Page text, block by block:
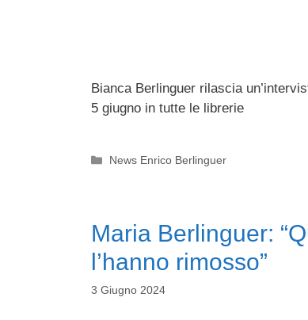
Bianca Berlinguer rilascia
5 giugno in tutte le librerie
Categorie
News Enrico Berlinguer
Maria Berlinguer:
l’hanno rimosso”
3 Giugno 2024